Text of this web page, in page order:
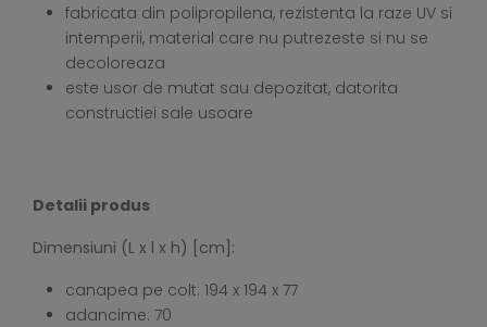
fabricata din polipropilena, rezistenta la raze UV si
intemperii, material care nu putrezeste si nu se
decoloreaza
este usor de mutat sau depozitat, datorita
constructiei sale usoare
Detalii produs
Dimensiuni (L x l x h) [cm] :
canapea pe colt: 194 x 194 x 77
adancime: 70